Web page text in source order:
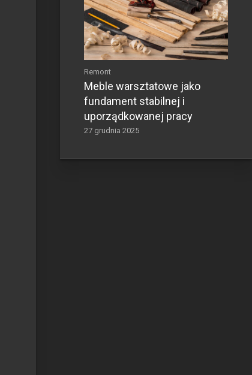
Remont
Meble warsztatowe jako
fundament stabilnej i
uporządkowanej pracy
27 grudnia 2025